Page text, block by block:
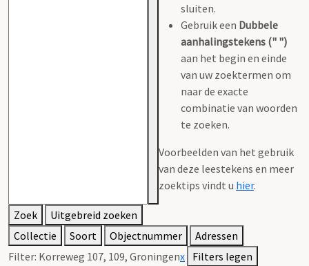
sluiten.
Gebruik een Dubbele
aanhalingstekens (" ")
aan het begin en einde
van uw zoektermen om
naar de exacte
combinatie van woorden
te zoeken.
Voorbeelden van het gebruik
van deze leestekens en meer
zoektips vindt u hier.
Zoek
Uitgebreid zoeken
Collectie
Soort Objectnummer
Adressen
Filter: Korreweg 107, 109, Groningenx Filters legen